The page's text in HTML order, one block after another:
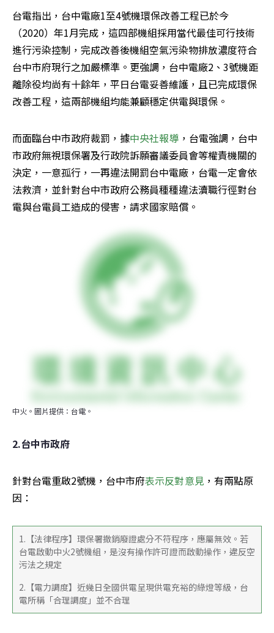
台電指出，台中電廠1至4號機環保改善工程已於今
（2020）年1月完成，這四部機組採用當代最佳可行技術
進行污染控制，完成改善後機組空氣污染物排放濃度符合
台中市府現行之加嚴標準。更強調，台中電廠2、3號機距
離除役均尚有十餘年，平日台電妥善維護，且已完成環保
改善工程，這兩部機組均能兼顧穩定供電與環保。
而面臨台中市政府裁罰，據中央社報導 ，台電強調，台中
市政府無視環保署及行政院訴願審議委員會等權責機關的
決定，一意孤行，一再違法開罰台中電廠，台電一定會依
法救濟，並針對台中市政府公務員種種違法瀆職行徑對台
電與台電員工造成的侵害，請求國家賠償。
中火。圖片提供：台電。
2.台中市政府
針對台電重啟2號機，台中市府表示反對意見 ，有兩點原
因：
1.【法律程序】環保署撤銷廢證處分不符程序，應屬無效。若
台電啟動中火2號機組，是沒有操作許可證而啟動操作，違反空
污法之規定
2.【電力調度】近幾日全國供電呈現供電充裕的綠燈等級，台
電所稱「合理調度」並不合理